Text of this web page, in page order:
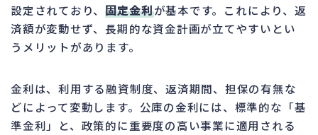
設定されており、固定金利が基本です。これにより、返
済額が変動せず、長期的な資金計画が立てやすいとい
うメリットがあります。
金利は、利用する融資制度、返済期間、担保の有無な
どによって変動します。公庫の金利には、標準的な「基
準金利」と、政策的に重要度の高い事業に適用される